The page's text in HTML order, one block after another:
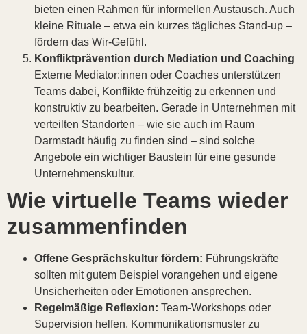
bieten einen Rahmen für informellen Austausch. Auch
kleine Rituale – etwa ein kurzes tägliches Stand-up –
fördern das Wir-Gefühl.
Konfliktprävention durch Mediation und Coaching
Externe Mediator:innen oder Coaches unterstützen
Teams dabei, Konflikte frühzeitig zu erkennen und
konstruktiv zu bearbeiten. Gerade in Unternehmen mit
verteilten Standorten – wie sie auch im Raum
Darmstadt häufig zu finden sind – sind solche
Angebote ein wichtiger Baustein für eine gesunde
Unternehmenskultur.
Wie virtuelle Teams wieder
zusammenfinden
Offene Gesprächskultur fördern: Führungskräfte
sollten mit gutem Beispiel vorangehen und eigene
Unsicherheiten oder Emotionen ansprechen.
Regelmäßige Reflexion: Team-Workshops oder
Supervision helfen, Kommunikationsmuster zu